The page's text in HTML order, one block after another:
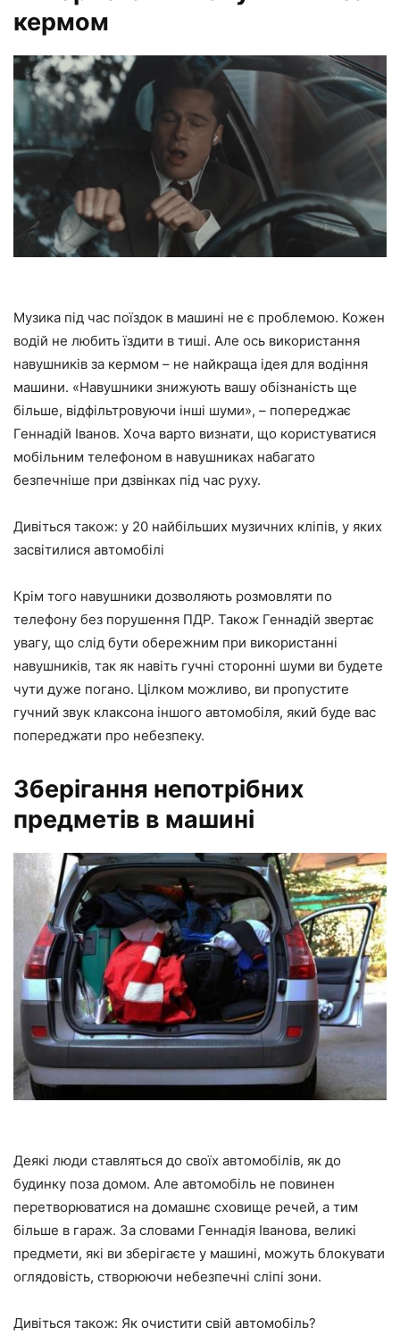
кермом
Музика під час поїздок в машині не є проблемою. Кожен
водій не любить їздити в тиші. Але ось використання
навушників за кермом – не найкраща ідея для водіння
машини. «Навушники знижують вашу обізнаність ще
більше, відфільтровуючи інші шуми», – попереджає
Геннадій Іванов. Хоча варто визнати, що користуватися
мобільним телефоном в навушниках набагато
безпечніше при дзвінках під час руху.
Дивіться також: у 20 найбільших музичних кліпів, у яких
засвітилися автомобілі
Крім того навушники дозволяють розмовляти по
телефону без порушення ПДР. Також Геннадій звертає
увагу, що слід бути обережним при використанні
навушників, так як навіть гучні сторонні шуми ви будете
чути дуже погано. Цілком можливо, ви пропустите
гучний звук клаксона іншого автомобіля, який буде вас
попереджати про небезпеку.
Зберігання непотрібних
предметів в машині
Деякі люди ставляться до своїх автомобілів, як до
будинку поза домом. Але автомобіль не повинен
перетворюватися на домашнє сховище речей, а тим
більше в гараж. За словами Геннадія Іванова, великі
предмети, які ви зберігаєте у машині, можуть блокувати
оглядовість, створюючи небезпечні сліпі зони.
Дивіться також: Як очистити свій автомобіль?